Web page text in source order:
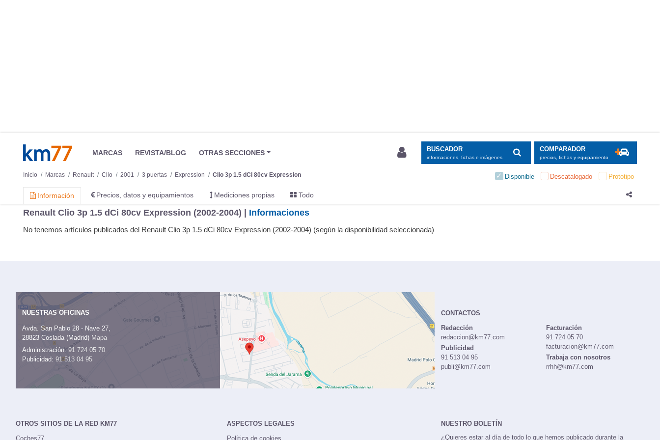
MARCAS REVISTA/BLOG OTRAS SECCIONES BUSCADOR
informaciones, fichas e imágenes
COMPARADOR
precios, fichas y equipamiento
Inicio Marcas Renault Clio 2001 3 puertas Expression Clio 3p 1.5 dCi 80cv Expression Disponible Descatalogado Prototipo
Información Precios, datos y equipamientos Mediciones propias Todo
Renault Clio 3p 1.5 dCi 80cv Expression (2002-2004) | Informaciones
No tenemos artículos publicados del Renault Clio 3p 1.5 dCi 80cv Expression (2002-2004) (según la disponibilidad seleccionada)
NUESTRAS OFICINAS
Avda. San Pablo 28 - Nave 27,
28823 Coslada (Madrid) Mapa
Administración:91 724 05 70
Publicidad: 91 513 04 95
CONTACTOS
Redacción
redaccion@km77.com
Publicidad
91 513 04 95
publi@km77.com
Facturación
91 724 05 70
facturacion@km77.com
Trabaja con nosotros
rrhh@km77.com
OTROS SITIOS DE LA RED KM77
Coches77
ASPECTOS LEGALES
Política de cookies
NUESTRO BOLETÍN
¿Quieres estar al día de todo lo que hemos publicado durante la